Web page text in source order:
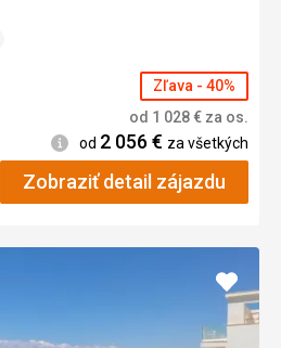
Zľava - 40%
od 1 028€ za os.
Informácie
od 2 056€ za všetkých
Zobraziť detail zájazdu
Pridať
do